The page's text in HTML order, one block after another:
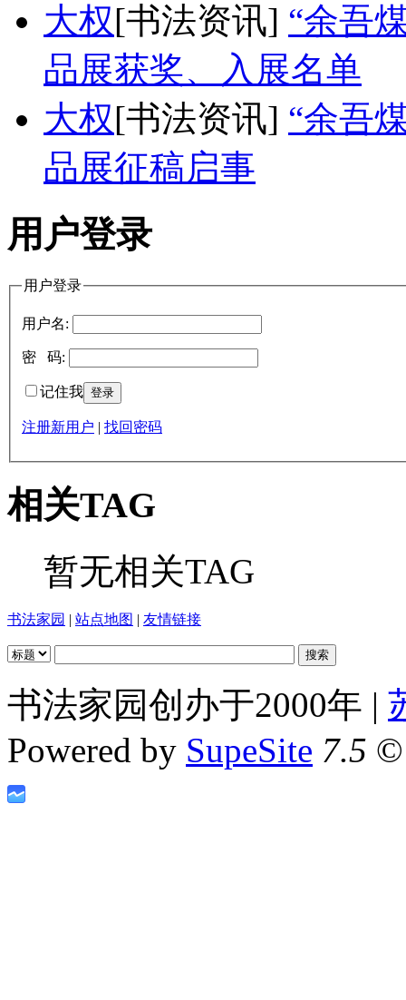
大权[书法资讯] “余吾
品展获奖、入展名单
大权[书法资讯] “余吾
品展征稿启事
用户登录
用户登录
用户名:
密 码:
记住我
注册新用户 | 找回密码
相关TAG
暂无相关TAG
书法家园 | 站点地图 | 友情链接
书法家园创办于2000年 |
Powered by SupeSite 7.5 ©